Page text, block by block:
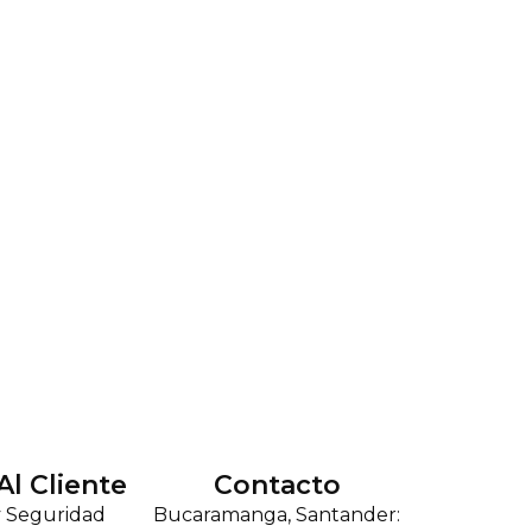
Cliente
Seguridad
Contacto
Bucaramanga, Santander: